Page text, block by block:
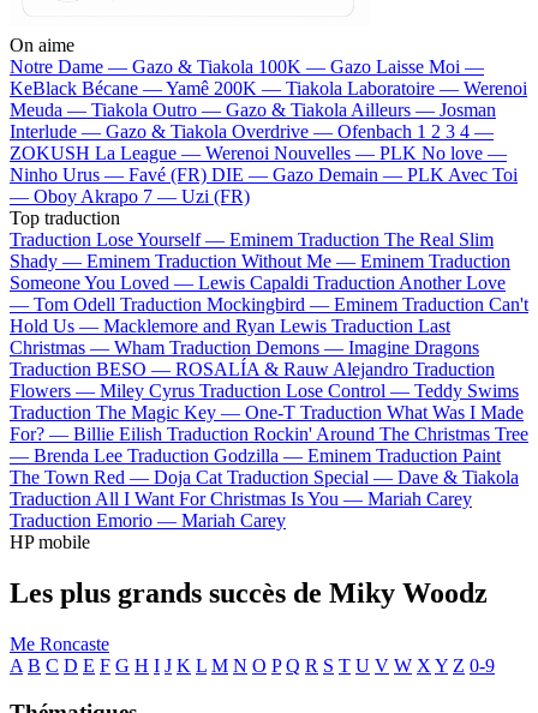
On aime
Notre Dame — Gazo & Tiakola 100K — Gazo Laisse Moi —
KeBlack Bécane —Yamê 200K — Tiakola Laboratoire — Werenoi
Meuda — Tiakola Outro — Gazo & TiakolaAilleurs — Josman
Interlude — Gazo & Tiakola Overdrive — Ofenbach 1 2 3 4 —
ZOKUSH La League — Werenoi Nouvelles — PLK No love —
Ninho Urus — Favé (FR) DIE — Gazo Demain — PLKAvec Toi
— OboyAkrapo 7 — Uzi (FR)
Top traduction
Traduction Lose Yourself — Eminem Traduction The Real Slim
Shady — Eminem Traduction Without Me — Eminem Traduction
Someone You Loved — Lewis Capaldi Traduction Another Love
— Tom Odell Traduction Mockingbird — Eminem Traduction Can't
Hold Us — Macklemore and Ryan Lewis Traduction Last
Christmas — Wham Traduction Demons — Imagine Dragons
Traduction BESO — ROSALÍA & Rauw Alejandro Traduction
Flowers — Miley Cyrus Traduction Lose Control — Teddy Swims
Traduction The Magic Key — One-T Traduction What Was I Made
For? — Billie Eilish Traduction Rockin' Around The Christmas Tree
— Brenda Lee Traduction Godzilla — Eminem Traduction Paint
The Town Red — Doja Cat Traduction Special — Dave & Tiakola
Traduction All I Want For Christmas Is You — Mariah Carey
Traduction Emorio — Mariah Carey
HP mobile
Les plus grands succès de Miky Woodz
Me Roncaste
A B C D E F G H I J K L M N O P Q R S T U V W X Y Z 0-9